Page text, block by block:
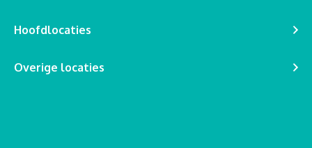
Hoofdlocaties
Overige locaties